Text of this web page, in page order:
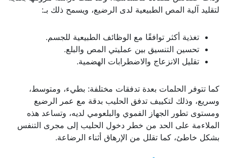
لتقليد آلية المص الطبيعية لدى الرضيع، ويسمح ذلك بـ:
تغذية أكثر توافقًا مع الوظائف الطبيعية للجسم.
تحسين التنسيق بين عمليتي المص والبلع.
تقليل الانزعاج والاضطرابات الهضمية.
كما تتوفر الحلمات بعدة تدفقات مختلفة: بطيء، ومتوسط،
وسريع، وذلك لتكييف تدفق الحليب بدقة مع عمر الرضيع
ومستوى تطور الجهاز الفموي والبلعومي لديه، وتساعد هذه
الملاءمة على الحد من خطر دخول الحليب إلى مجرى التنفس
بشكل خاطئ، كما تقلل من الإرهاق أثناء الرضاعة.